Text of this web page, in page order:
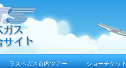
ラスベガス市内ツアー ショーチケット